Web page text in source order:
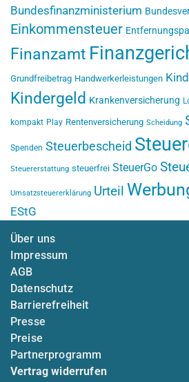
Bundesfinanzministerium
Einkommensteuer
Finanzamt
Grundfreibetrag Handwerkerleistungen
Kindergeld Krankenversicherung
kompakt Play Rentenversicherung Scheidung
Spenden Steuerbescheid
Steuererstattung steuerfrei SteuerGo
Umsatzsteuererklärung Urteil
EStG
Über uns
Impressum
AGB
Datenschutz
Barrierefreiheit
Presse
Preise
Partnerprogramm
Vertrag widerrufen